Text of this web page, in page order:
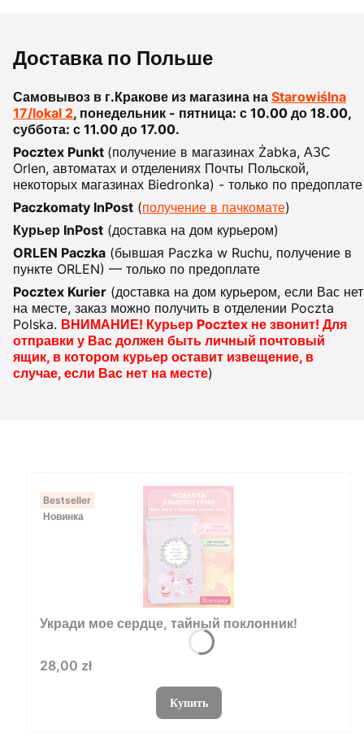
Доставка по Польше
Самовывоз в г.Кракове из магазина на Starowiślna
17/lokal 2, понедельник - пятница: с 10.00 до 18.00,
суббота: с 11.00 до 17.00.
Pocztex Punkt (получение в магазинах Żabka, АЗС
Orlen, автоматах и отделениях Почты Польской,
некоторых магазинах Biedronka) - только по предоплате
Paczkomaty InPost (получение в пачкомате)
Курьер InPost (доставка на дом курьером)
ORLEN Paczka (бывшая Paczka w Ruchu, получение в
пункте ORLEN) — только по предоплате
Pocztex Kurier (доставка на дом курьером, если Вас нет
на месте, заказ можно получить в отделении Poczta
Polska. ВНИМАНИЕ! Курьер Pocztex не звонит! Для
отправки у Вас должен быть личный почтовый
ящик, в котором курьер оставит извещение, в
случае, если Вас нет на месте)
Bestseller
Новинка
Укради мое сердце, тайный поклонник!
Цена
28,00 zł
Купить